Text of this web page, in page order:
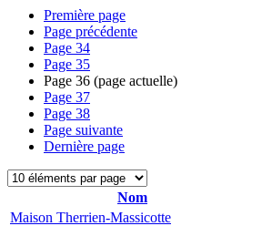
Première page
Page précédente
Page 34
Page 35
Page 36 (page actuelle)
Page 37
Page 38
Page suivante
Dernière page
Nom
Maison Therrien-Massicotte